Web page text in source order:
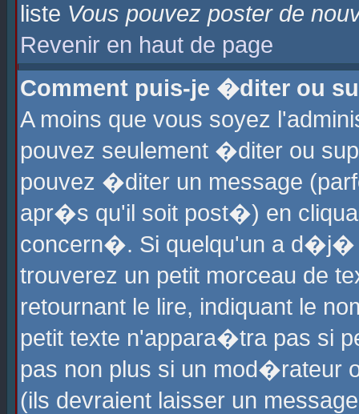
liste Vous pouvez poster de
Revenir en haut de page
Comment puis-je �diter ou
A moins que vous soyez
pouvez seulement �diter ou
pouvez �diter un message
apr�s qu'il soit post�) en
concern�. Si quelqu'un a
trouverez un petit morceau de
retournant le lire, indiquant le
petit texte n'appara�tra pas si
pas non plus si un mod�rateur
(ils devraient laisser un